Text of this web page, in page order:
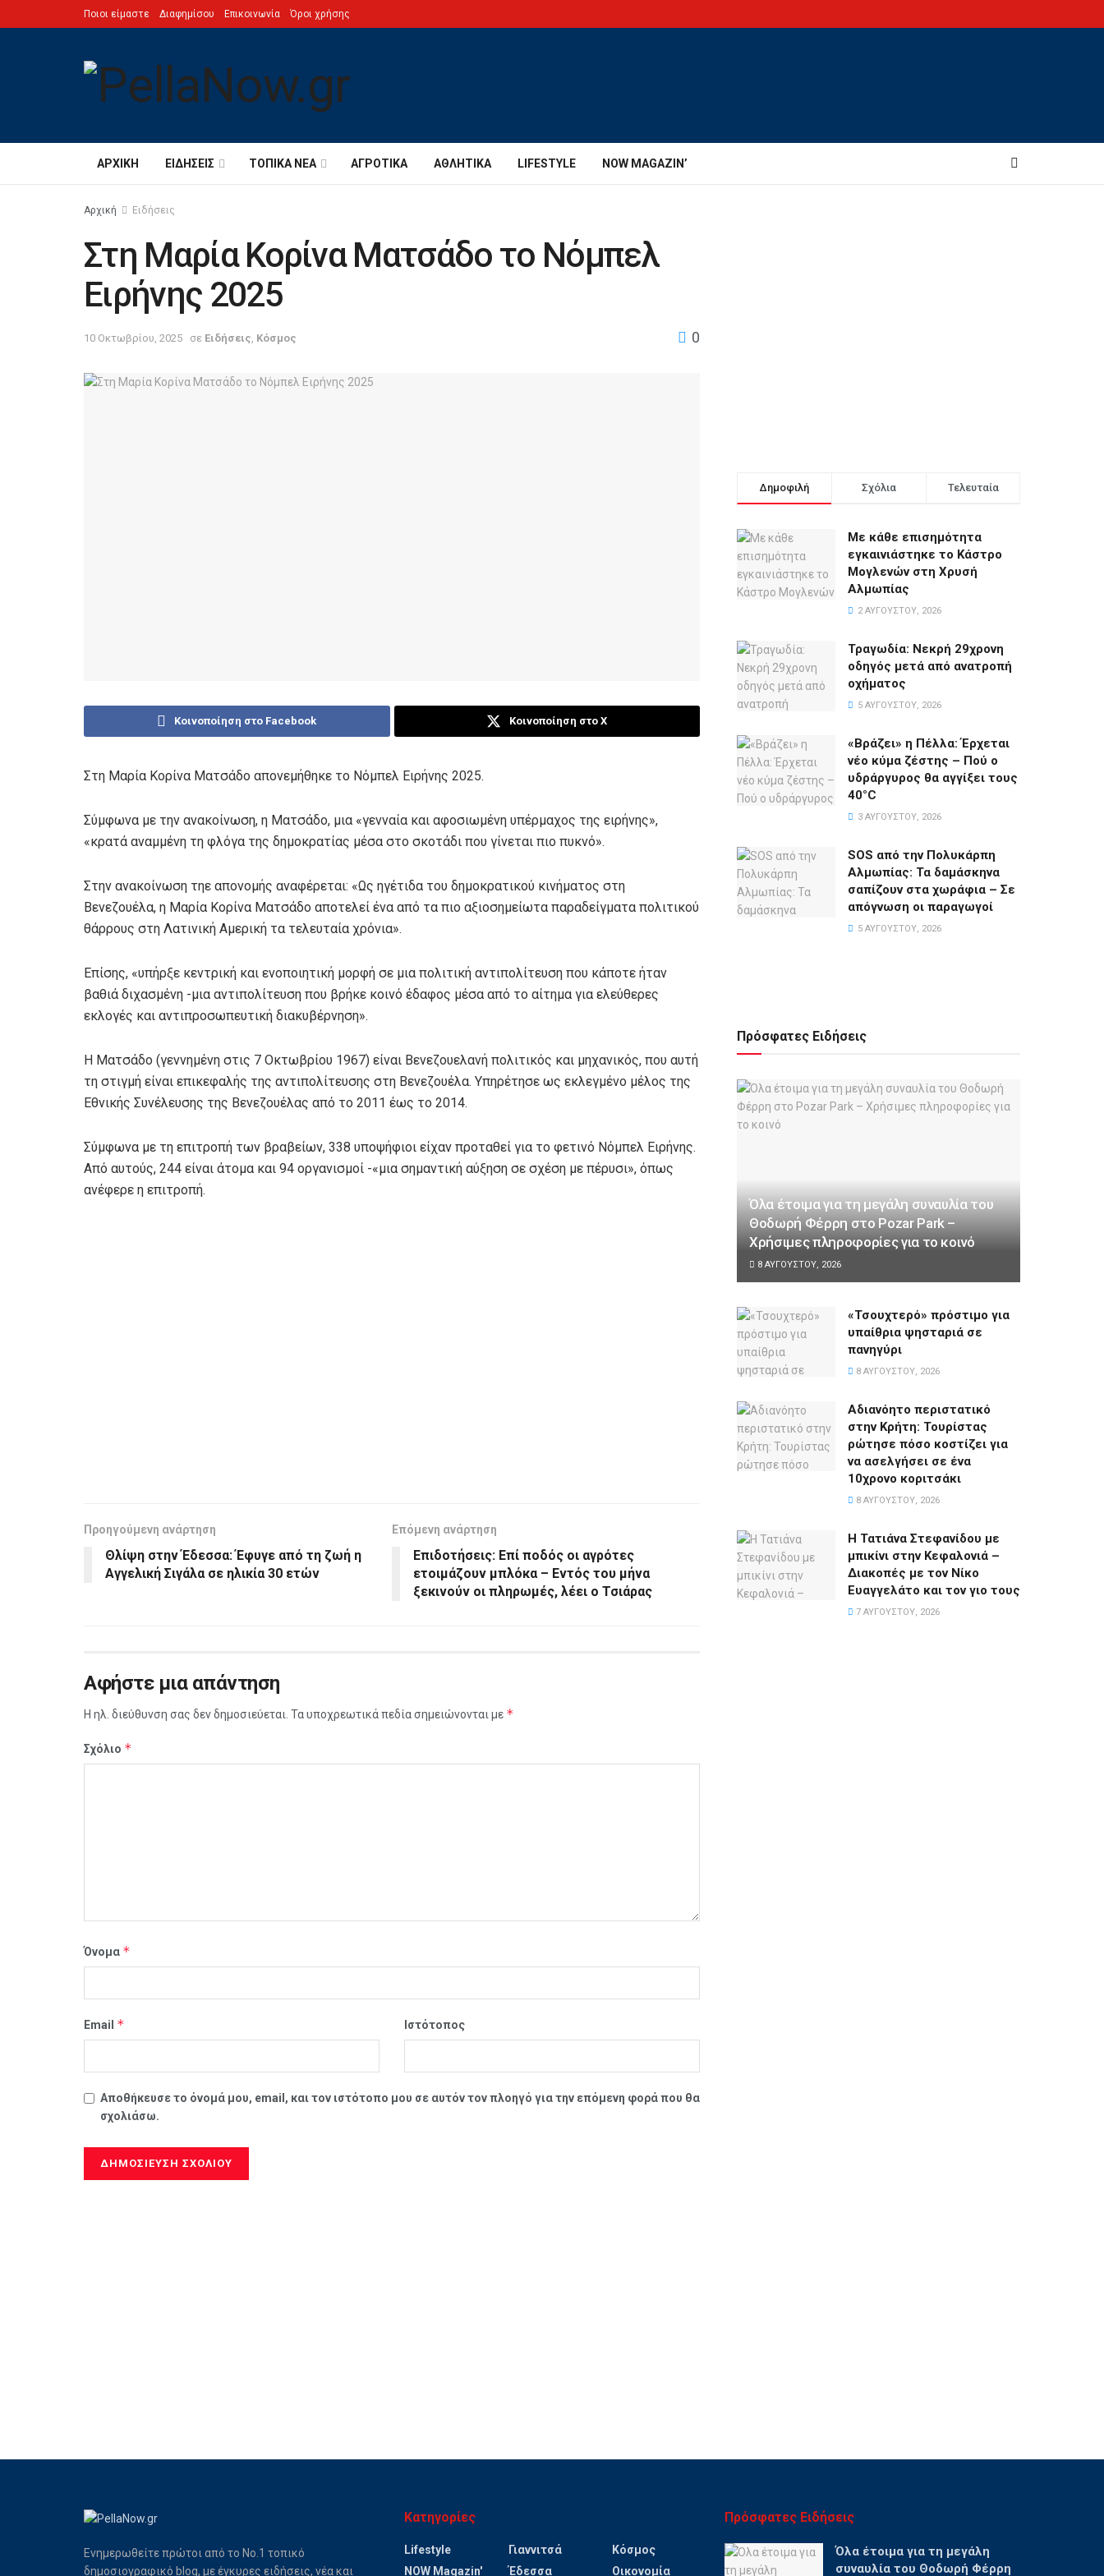
Ποιοι είμαστε Διαφημίσου Επικοινωνία Όροι χρήσης
ΑΡΧΙΚΉ ΕΙΔΉΣΕΙΣ ΤΟΠΙΚΆ ΝΈΑ ΑΓΡΟΤΙΚΆ ΑΘΛΗΤΙΚΆ LIFESTYLE NOW MAGAZIN’
Αρχική Ειδήσεις
Στη Μαρία Κορίνα Ματσάδο το Νόμπελ
Ειρήνης 2025
10 Οκτωβρίου, 2025 σε Ειδήσεις Κόσμος 0
Κοινοποίηση στο Facebook Κοινοποίηση στο X
Στη Μαρία Κορίνα Ματσάδο απονεμήθηκε το Νόμπελ Ειρήνης 2025.
Σύμφωνα με την ανακοίνωση, η Ματσάδο, μια «γενναία και αφοσιωμένη υπέρμαχος της ειρήνης»,
«κρατά αναμμένη τη φλόγα της δημοκρατίας μέσα στο σκοτάδι που γίνεται πιο πυκνό».
Στην ανακοίνωση τηε απονομής αναφέρεται: «Ως ηγέτιδα του δημοκρατικού κινήματος στη
Βενεζουέλα, η Μαρία Κορίνα Ματσάδο αποτελεί ένα από τα πιο αξιοσημείωτα παραδείγματα πολιτικού
θάρρους στη Λατινική Αμερική τα τελευταία χρόνια».
Επίσης, «υπήρξε κεντρική και ενοποιητική μορφή σε μια πολιτική αντιπολίτευση που κάποτε ήταν
βαθιά διχασμένη -μια αντιπολίτευση που βρήκε κοινό έδαφος μέσα από το αίτημα για ελεύθερες
εκλογές και αντιπροσωπευτική διακυβέρνηση».
Η Ματσάδο (γεννημένη στις 7 Οκτωβρίου 1967) είναι Βενεζουελανή πολιτικός και μηχανικός, που αυτή
τη στιγμή είναι επικεφαλής της αντιπολίτευσης στη Βενεζουέλα. Υπηρέτησε ως εκλεγμένο μέλος της
Εθνικής Συνέλευσης της Βενεζουέλας από το 2011 έως το 2014.
Σύμφωνα με τη επιτροπή των βραβείων, 338 υποψήφιοι είχαν προταθεί για το φετινό Νόμπελ Ειρήνης.
Από αυτούς, 244 είναι άτομα και 94 οργανισμοί -«μια σημαντική αύξηση σε σχέση με πέρυσι», όπως
ανέφερε η επιτροπή.
Προηγούμενη ανάρτηση
Θλίψη στην Έδεσσα: Έφυγε από τη ζωή η
Αγγελική Σιγάλα σε ηλικία 30 ετών
Επόμενη ανάρτηση
Επιδοτήσεις: Επί ποδός οι αγρότες
ετοιμάζουν μπλόκα – Εντός του μήνα
ξεκινούν οι πληρωμές, λέει ο Τσιάρας
Αφήστε μια απάντηση
Η ηλ. διεύθυνση σας δεν δημοσιεύεται. Τα υποχρεωτικά πεδία σημειώνονται με *
Σχόλιο *
Όνομα *
Email * Ιστότοπος
Αποθήκευσε το όνομά μου, email, και τον ιστότοπο μου σε αυτόν τον πλοηγό για την επόμενη φορά που θα
σχολιάσω.
Δημοφιλή Σχόλια Τελευταία
Με κάθε επισημότητα
εγκαινιάστηκε το Κάστρο
Μογλενών στη Χρυσή
Αλμωπίας
2 ΑΥΓΟΎΣΤΟΥ, 2026
Τραγωδία: Νεκρή 29χρονη
οδηγός μετά από ανατροπή
οχήματος
5 ΑΥΓΟΎΣΤΟΥ, 2026
«Βράζει» η Πέλλα: Έρχεται
νέο κύμα ζέστης – Πού ο
υδράργυρος θα αγγίξει τους
40°C
3 ΑΥΓΟΎΣΤΟΥ, 2026
SOS από την Πολυκάρπη
Αλμωπίας: Τα δαμάσκηνα
σαπίζουν στα χωράφια – Σε
απόγνωση οι παραγωγοί
5 ΑΥΓΟΎΣΤΟΥ, 2026
Πρόσφατες Ειδήσεις
Όλα έτοιμα για τη μεγάλη συναυλία του
Θοδωρή Φέρρη στο Pozar Park –
Χρήσιμες πληροφορίες για το κοινό
8 ΑΥΓΟΎΣΤΟΥ, 2026
«Τσουχτερό» πρόστιμο για
υπαίθρια ψησταριά σε
πανηγύρι
8 ΑΥΓΟΎΣΤΟΥ, 2026
Αδιανόητο περιστατικό
στην Κρήτη: Τουρίστας
ρώτησε πόσο κοστίζει για
να ασελγήσει σε ένα
10χρονο κοριτσάκι
8 ΑΥΓΟΎΣΤΟΥ, 2026
Η Τατιάνα Στεφανίδου με
μπικίνι στην Κεφαλονιά –
Διακοπές με τον Νίκο
Ευαγγελάτο και τον γιο τους
7 ΑΥΓΟΎΣΤΟΥ, 2026
Ενημερωθείτε πρώτοι από το Νο.1 τοπικό
δημοσιογραφικό blog, με έγκυρες ειδήσεις, νέα και
Κατηγορίες
Lifestyle
NOW Magazin'
Γιαννιτσά
Έδεσσα
Κόσμος
Οικονομία
Πρόσφατες Ειδήσεις
Όλα έτοιμα για τη μεγάλη
συναυλία του Θοδωρή Φέρρη